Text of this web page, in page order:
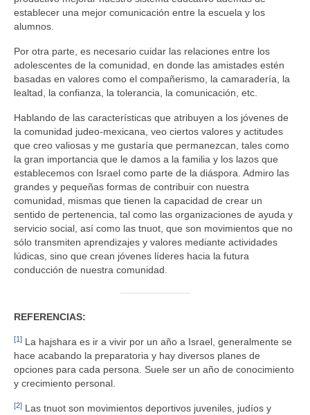
establecer una mejor comunicación entre la escuela y los
alumnos.
Por otra parte, es necesario cuidar las relaciones entre los
adolescentes de la comunidad, en donde las amistades estén
basadas en valores como el compañerismo, la camaradería, la
lealtad, la confianza, la tolerancia, la comunicación, etc.
Hablando de las características que atribuyen a los jóvenes de
la comunidad judeo-mexicana, veo ciertos valores y actitudes
que creo valiosas y me gustaría que permanezcan, tales como
la gran importancia que le damos a la familia y los lazos que
establecemos con Israel como parte de la diáspora. Admiro las
grandes y pequeñas formas de contribuir con nuestra
comunidad, mismas que tienen la capacidad de crear un
sentido de pertenencia, tal como las organizaciones de ayuda y
servicio social, así como las tnuot, que son movimientos que no
sólo transmiten aprendizajes y valores mediante actividades
lúdicas, sino que crean jóvenes líderes hacia la futura
conducción de nuestra comunidad.
REFERENCIAS:
[1] La hajshara es ir a vivir por un año a Israel, generalmente se
hace acabando la preparatoria y hay diversos planes de
opciones para cada persona. Suele ser un año de conocimiento
y crecimiento personal.
[2] Las tnuot son movimientos deportivos juveniles, judíos y